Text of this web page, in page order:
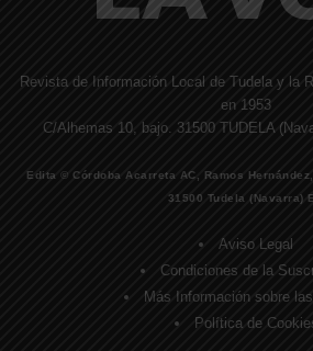
Revista de Información Local de Tudela y la
en 1953
C/Alhemas 10, bajo. 31500 TUDELA
Edita © Córdoba Acarreta AC, Ramos
31500 Tudela (Navarra)
Aviso Legal
Condiciones de la
Más Información sobre
Política de